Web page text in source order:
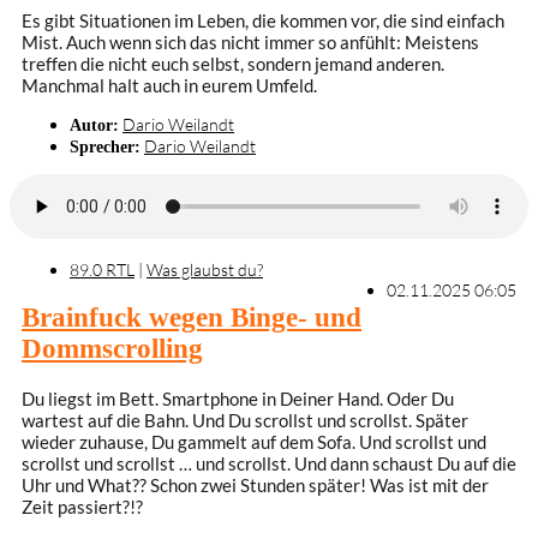
Es gibt Situationen im Leben, die kommen vor, die sind einfach
Mist. Auch wenn sich das nicht immer so anfühlt: Meistens
treffen die nicht euch selbst, sondern jemand anderen.
Manchmal halt auch in eurem Umfeld.
Autor: Dario Weilandt
Sprecher: Dario Weilandt
89.0 RTL | Was glaubst du?
02.11.2025 06:05
Brainfuck wegen Binge- und
Dommscrolling
Du liegst im Bett. Smartphone in Deiner Hand. Oder Du
wartest auf die Bahn. Und Du scrollst und scrollst. Später
wieder zuhause, Du gammelt auf dem Sofa. Und scrollst und
scrollst und scrollst … und scrollst. Und dann schaust Du auf die
Uhr und What?? Schon zwei Stunden später! Was ist mit der
Zeit passiert?!?